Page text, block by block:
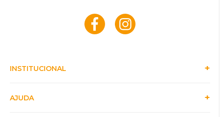
INSTITUCIONAL
AJUDA